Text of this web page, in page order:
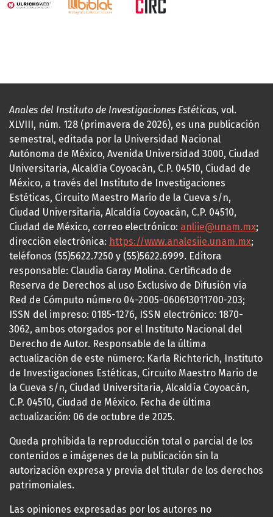
Anales del Instituto de Investigaciones Estéticas, vol.
XLVIII, núm. 128 (primavera de 2026), es una publicación
semestral, editada por la Universidad Nacional
Autónoma de México, Avenida Universidad 3000, Ciudad
Universitaria, Alcaldía Coyoacán, C.P. 04510, Ciudad de
México, a través del Instituto de Investigaciones
Estéticas, Circuito Maestro Mario de la Cueva s/n,
Ciudad Universitaria, Alcaldía Coyoacán, C.P. 04510,
Ciudad de México, correo electrónico: anliie@unam.mx;
dirección electrónica: https://www.analesiie.unam.mx;
teléfonos (55)5622.7250 y (55)5622.6999. Editora
responsable: Claudia Garay Molina. Certificado de
Reserva de Derechos al uso Exclusivo de Difusión vía
Red de Cómputo número 04-2005-060613011700-203;
ISSN del impreso: 0185-1276, ISSN electrónico: 1870-
3062, ambos otorgados por el Instituto Nacional del
Derecho de Autor. Responsable de la última
actualización de este número: Karla Richterich, Instituto
de Investigaciones Estéticas, Circuito Maestro Mario de
la Cueva s/n, Ciudad Universitaria, Alcaldía Coyoacán,
C.P. 04510, Ciudad de México. Fecha de última
actualización: 06 de octubre de 2025.
Queda prohibida la reproducción total o parcial de los
contenidos e imágenes de la publicación sin la
autorización expresa y previa del titular de los derechos
patrimoniales.
Las opiniones expresadas por los autores no